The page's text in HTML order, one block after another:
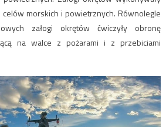
morskich i powietrznych. Równolegle
załogi okrętów ćwiczyły obronę
na walce z pożarami i z przebiciami